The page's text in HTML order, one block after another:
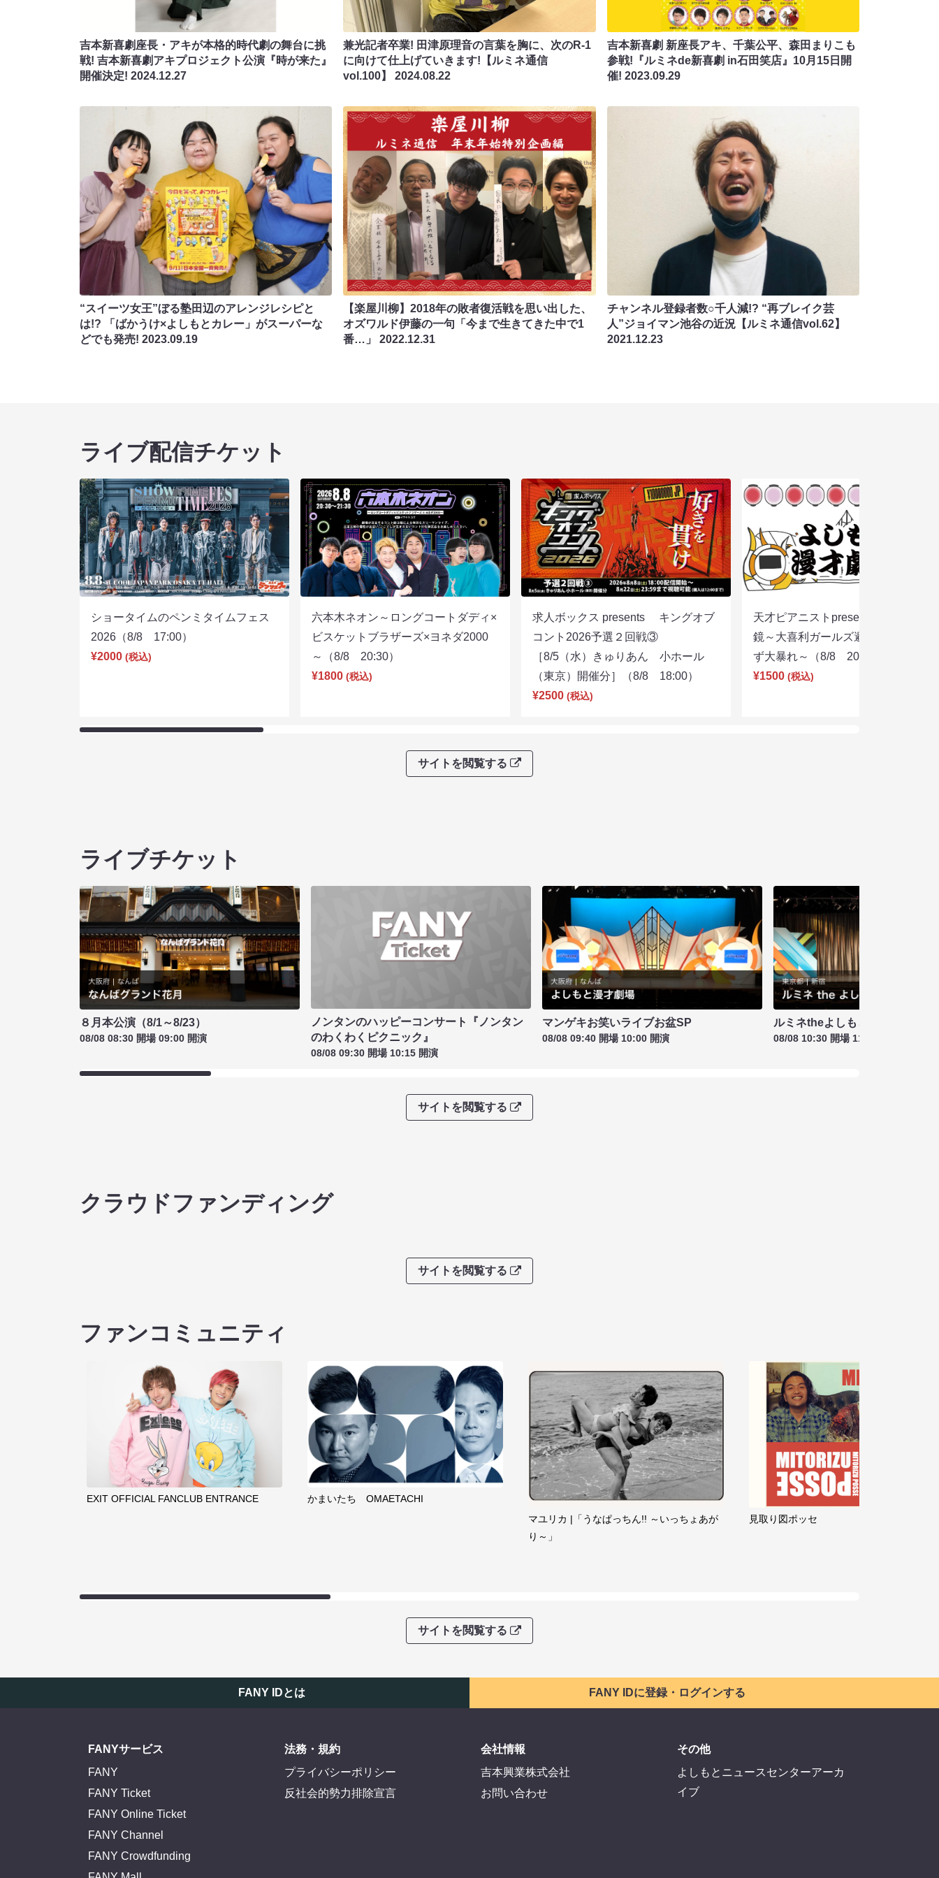
吉本新喜劇座長・アキが本格的時代劇の舞台に挑
戦! 吉本新喜劇アキプロジェクト公演『時が来た』
開催決定! 2024.12.27
兼光記者卒業! 田津原理音の言葉を胸に、次のR-1
に向けて仕上げていきます!【ルミネ通信
vol.100】2024.08.22
吉本新喜劇 新座長アキ、千葉公平、森田まりこも
参戦!『ルミネde新喜劇 in石田笑店』10月15日開
催! 2023.09.29
“スイーツ女王”ぼる塾田辺のアレンジレシピと
は!? 「ばかうけ×よしもとカレー」がスーパーな
どでも発売! 2023.09.19
【楽屋川柳】2018年の敗者復活戦を思い出した、
オズワルド伊藤の一句「今まで生きてきた中で1
番…」2022.12.31
チャンネル登録者数○千人減!? “再ブレイク芸
人”ジョイマン池谷の近況【ルミネ通信vol.62】
2021.12.23
ライブ配信チケット
ショータイムのペンミタイムフェス
2026（8/8 17:00）
¥2000 (税込)
六本木ネオン～ロングコートダディ×
ビスケットブラザーズ×ヨネダ2000
～（8/8 20:30）
¥1800 (税込)
求人ボックス presents キングオブ
コント2026予選２回戦③
［8/5（水）きゅりあん 小ホール
（東京）開催分］（8/8 18:00）
¥2500 (税込)
天才ピアニストpresentsすっぴん眼
鏡～大喜利ガールズ避暑地を目指さ
ず大暴れ～（8/8 20:45）
¥1500 (税込)
サイトを閲覧する
ライブチケット
８月本公演（8/1～8/23）
08/08 08:30 開場 09:00 開演
ノンタンのハッピーコンサート『ノンタン
のわくわくピクニック』
08/08 09:30 開場 10:15 開演
マンゲキお笑いライブお盆SP
08/08 09:40 開場 10:00 開演
ルミネtheよしもと お盆特別興行
08/08 10:30 開場 11:00 開演
サイトを閲覧する
クラウドファンディング
サイトを閲覧する
ファンコミュニティ
EXIT OFFICIAL FANCLUB ENTRANCE
かまいたち OMAETACHI
マユリカ |「うなぱっちん!! ～いっちょあが
り～」
見取り図ポッセ
サイトを閲覧する
FANY IDとは FANY IDに登録・ログインする
FANYサービス
FANY
FANY Ticket
FANY Online Ticket
FANY Channel
FANY Crowdfunding
法務・規約
プライバシーポリシー
反社会的勢力排除宣言
会社情報
吉本興業株式会社
お問い合わせ
その他
よしもとニュースセンターアーカ
イブ